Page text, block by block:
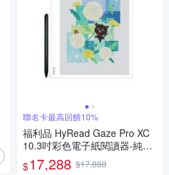
聯名卡最高回饋10%
福利品 HyRead Gaze Pro XC
10.3吋彩色電子紙閱讀器-純淨
白
$17,288 $17,888